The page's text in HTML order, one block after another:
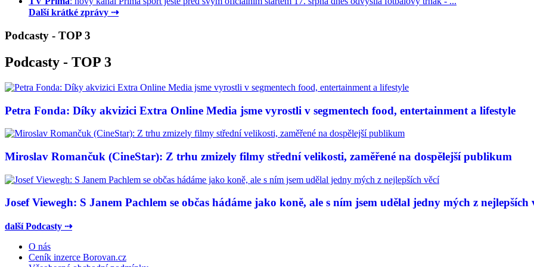
Další krátké zprávy ⇢
Podcasty - TOP 3
Podcasty - TOP 3
Petra Fonda: Díky akvizici Extra Online Media jsme vyrostli v segmentech food, entertainment a lifestyle
Miroslav Romančuk (CineStar): Z trhu zmizely filmy střední velikosti, zaměřené na dospělejší publikum
Josef Viewegh: S Janem Pachlem se občas hádáme jako koně, ale s ním jsem udělal jedny mých z nejlepších
další Podcasty ⇢
O nás
Ceník inzerce Borovan.cz